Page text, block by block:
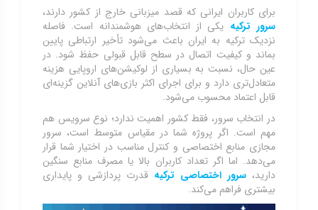
برای کاربران ایرانی که قصد میزبانی خارج از کشور دارند،
سرور ترکیه یکی از انتخاب‌های هوشمندانه است. فاصله
نزدیک ترکیه به ایران باعث می‌شود تأخیر ارتباطی پایین
بماند و کیفیت اتصال در سطح قابل قبولی حفظ شود. در
عین حال، نسبت به بسیاری از لوکیشن‌های اروپایی هزینه
متعادل‌تری دارد و برای اجرای اکثر بازی‌های آنلاین گزینه‌ای
قابل اعتماد محسوب می‌شود.
در انتخاب سرور، فقط کشور اهمیت ندارد؛ نوع سرویس هم
مهم است. اگر پروژه شما در مقیاس متوسط است، سرور
مجازی منابع اختصاصی و کنترل مناسب در اختیار شما قرار
می‌دهد. اما اگر تعداد کاربران بالا یا مصرف منابع سنگین
دارید، سرور اختصاصی ترکیه قدرت پردازشی و پایداری
بیشتری فراهم می‌کند.